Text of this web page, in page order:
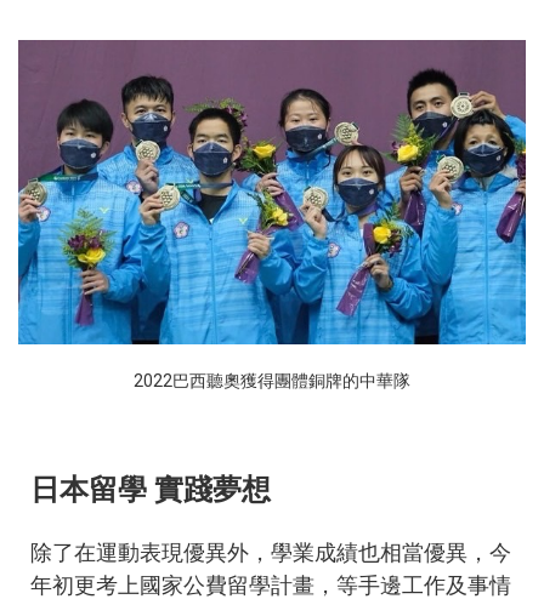
2022巴西聽奧獲得團體銅牌的中華隊
日本留學 實踐夢想
除了在運動表現優異外，學業成績也相當優異，今
年初更考上國家公費留學計畫，等手邊工作及事情